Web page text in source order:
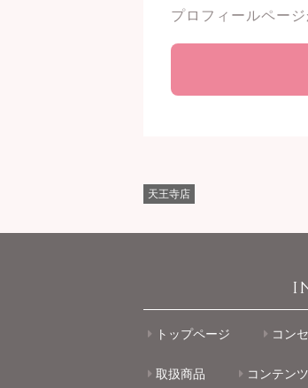
プロフィールペー
天王寺店
トップページ コン
取扱商品 コンテンツ